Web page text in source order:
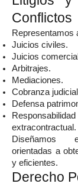
Conflictos
Representamos
Juicios civiles.
Juicios
Arbitrajes.
Mediaciones.
Cobranza
Defensa
extracontractual.
Diseñamos
orientadas a
y eficientes.
Derecho